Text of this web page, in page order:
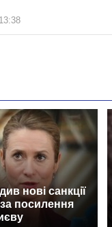
нові санкції
за посилення